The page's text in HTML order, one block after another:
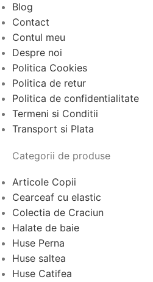
Blog
Contact
Contul meu
Despre noi
Politica Cookies
Politica de retur
Politica de confidentialitate
Termeni si Conditii
Transport si Plata
Categorii de produse
Articole Copii
Cearceaf cu elastic
Colectia de Craciun
Halate de baie
Huse Perna
Huse saltea
Huse Catifea